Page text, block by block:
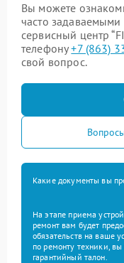
Вы можете
часто
сервисный центр
телефону+7 (863)
свой вопрос.
Какие документы вы
На этапе приема
ремонт вам будет
обязательств на ваше
по ремонту техники,
гарантийный талон.